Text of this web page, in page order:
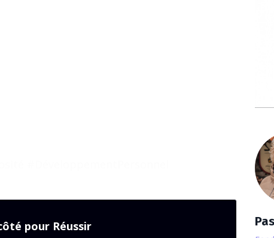
#sensautravail #aligné #valeursautravail
pour Réussir